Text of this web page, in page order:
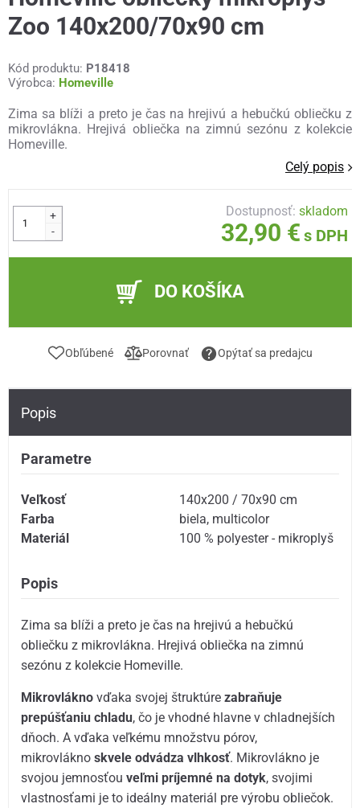
Zoo 140x200/70x90 cm
Kód produktu: P18418
Výrobca: Homeville
Zima sa blíži a preto je čas na hrejivú a hebučkú obliečku z
mikrovlákna. Hrejivá obliečka na zimnú sezónu z kolekcie
Homeville.
Celý popis
+
-
Dostupnosť:skladom
32,90 € s DPH
DO KOŠÍKA
Obľúbené Porovnať Opýtať sa predajcu
Popis
Parametre
Veľkosť
140x200 / 70x90 cm
Farba
biela, multicolor
Materiál
100 % polyester - mikroplyš
Popis
Zima sa blíži a preto je čas na hrejivú a hebučkú
obliečku z mikrovlákna. Hrejivá obliečka na zimnú
sezónu z kolekcie Homeville.
Mikrovlákno vďaka svojej štruktúrezabraňuje
prepúšťaniu chladu, čo je vhodné hlavne v chladnejších
dňoch. A vďaka veľkému množstvu pórov,
mikrovláknoskvele odvádza vlhkosť. Mikrovlákno je
svojou jemnosťouveľmi príjemné na dotyk, svojimi
vlastnosťami je to ideálny materiál pre výrobu obliečok.